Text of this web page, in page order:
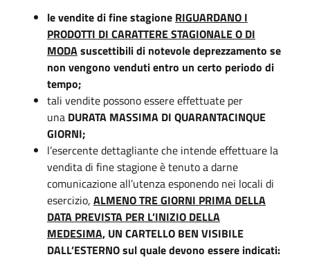
le vendite di fine stagione RIGUARDANO I
PRODOTTI DI CARATTERE STAGIONALE O DI
MODAsuscettibili di notevole deprezzamento se
non vengono venduti entro un certo periodo di
tempo;
tali vendite possono essere effettuate per
una DURATA MASSIMA DI QUARANTACINQUE
GIORNI;
l’esercente dettagliante che intende effettuare la
vendita di fine stagione è tenuto a darne
comunicazione all’utenza esponendo nei locali di
esercizio, ALMENO TRE GIORNI PRIMA DELLA
DATA PREVISTA PER L’INIZIO DELLA
MEDESIMA, UN CARTELLO BEN VISIBILE
DALL’ESTERNO sul quale devono essere indicati: